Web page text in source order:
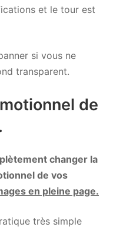
et le tour est
si vous ne
transparent.
de
changer la
de vos
en pleine page.
très simple